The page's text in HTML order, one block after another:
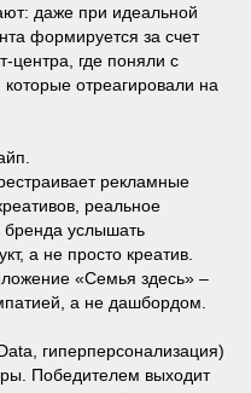
даже при идеальной
формируется за счет
центра, где поняли с
отреагировали на
рекламные
реальное
бренда услышать
а не просто креатив.
«Семья здесь» –
а не дашбордом.
гиперперсонализация)
Победителем выходит